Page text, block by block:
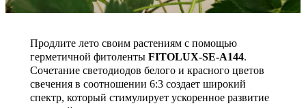
Продлите лето своим растениям с помощью
герметичной фитоленты FITOLUX-SE-A144.
Сочетание светодиодов белого и красного цветов
свечения в соотношении 6:3 создает широкий
спектр, который стимулирует ускоренное развитие